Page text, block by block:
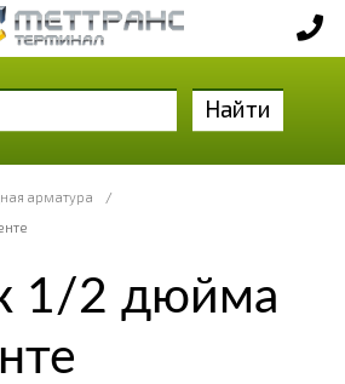
Найти
арматура
/
1/2 дюйма